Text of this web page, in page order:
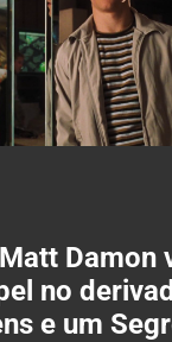
Damon
no
e um